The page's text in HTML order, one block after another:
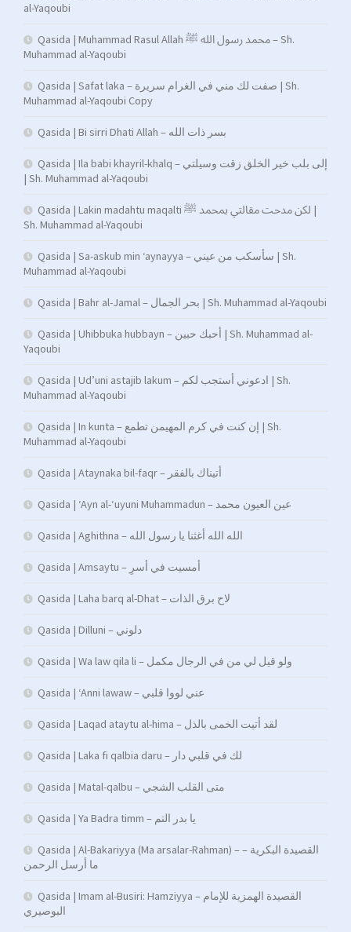
al-Yaqoubi
Qasida | Muhammad Rasul Allah محمد رسول الله ﷺ – Sh.
Muhammad al-Yaqoubi
Qasida | Safat laka – صفت لك مني في الغرام سريرة | Sh.
Muhammad al-Yaqoubi Copy
Qasida | Bi sirri Dhati Allah – بسر ذات الله
Qasida | Ila babi khayril-khalq – إلى بلب خير الخلق زقت وسيلتي
| Sh. Muhammad al-Yaqoubi
Qasida | Lakin madahtu maqalti لكن مدحت مقالتي بمحمد ﷺ |
Sh. Muhammad al-Yaqoubi
Qasida | Sa-askub min ‘aynayya – سأسكب من عيني | Sh.
Muhammad al-Yaqoubi
Qasida | Bahr al-Jamal – بحر الجمال | Sh. Muhammad al-Yaqoubi
Qasida | Uhibbuka hubbayn – أحبك حبين | Sh. Muhammad al-
Yaqoubi
Qasida | Ud’uni astajib lakum – ادعوني أستجب لكم | Sh.
Muhammad al-Yaqoubi
Qasida | In kunta – إن كنت في كرم المهيمن تطمع | Sh.
Muhammad al-Yaqoubi
Qasida | Ataynaka bil-faqr – أتيناك بالفقر
Qasida | ‘Ayn al-‘uyuni Muhammadun – عين العيون محمد
Qasida | Aghithna – الله الله أغثنا يا رسول الله
Qasida | Amsaytu – أمسیت في أسرِ
Qasida | Laha barq al-Dhat – لاح برق الذات
Qasida | Dilluni – دلوني
Qasida | Wa law qila li – ولو قيل لي من في الرجال مكمل
Qasida | ‘Anni lawaw – عني لووا قلبي
Qasida | Laqad ataytu al-hima – لقد أتيت الخمى بالذل
Qasida | Laka fi qalbia daru – لك في قلبي دار
Qasida | Matal-qalbu – متى القلب الشجي
Qasida | Ya Badra timm – يا بدر التم
Qasida | Al-Bakariyya (Ma arsalar-Rahman) – القصيدة البكرية –
ما أرسل الرحمن
Qasida | Imam al-Busiri: Hamziyya – القصيدة الهمزية للإمام
البوصيري